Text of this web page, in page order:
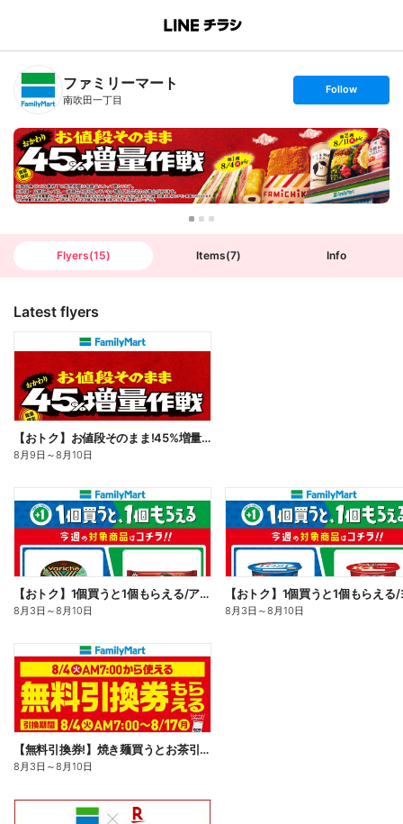
B
n
T
ファミリーマート
南吹田一丁目
s
t
o
l
l
o
w
Follow
Flyers(15) Items(7) Info
Latest flyers
【おトク】お値段そのまま!45%増量作戦!
8月9日 ～8月10日
【おトク】1個買うと1個もらえる/アイス
8月3日 ～8月10日 8月3日 ～8月10日
【無料引換券!】焼き麺買うとお茶引換券貰える!
8月3日 ～8月10日